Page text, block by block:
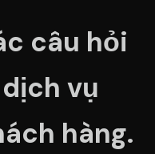
câu hỏi
vụ
hàng.